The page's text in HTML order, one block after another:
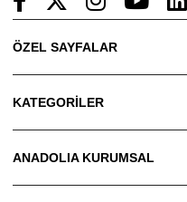
ÖZEL SAYFALAR
KATEGORİLER
ANADOLIA KURUMSAL